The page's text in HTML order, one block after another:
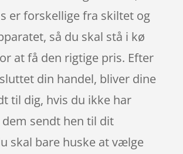
er forskellige fra skiltet og
så du skal stå i kø
at få den rigtige pris. Efter
din handel, bliver dine
til dig, hvis du ikke har
sendt hen til dit
skal bare huske at vælge